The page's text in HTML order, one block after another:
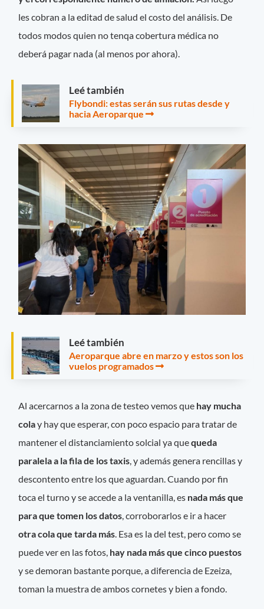
les cobran a la editad de salud el costo del análisis. De
todos modos quien no tenqa cobertura médica no
deberá pagar nada (al menos por ahora).
Leé también
Flybondi: estas serán sus rutas desde y
hacia Aeroparque
Leé también
Aeroparque abre en marzo y estos son los
vuelos programados
Al acercarnos a la zona de testeo vemos que hay mucha
colay hay que esperar, con poco espacio para tratar de
mantener el distanciamiento solcial ya quequeda
paralela a la fila de los taxis, y además genera rencillas y
descontento entre los que aguardan. Cuando por fin
toca el turno y se accede a la ventanilla, es nada más que
para que tomen los datos, corroborarlos e ir a hacer
otra cola que tarda más. Esa es la del test, pero como se
puede ver en las fotos, hay nada más que cinco puestos
y se demoran bastante porque, a diferencia de Ezeiza,
toman la muestra de ambos cornetes y bien a fondo.